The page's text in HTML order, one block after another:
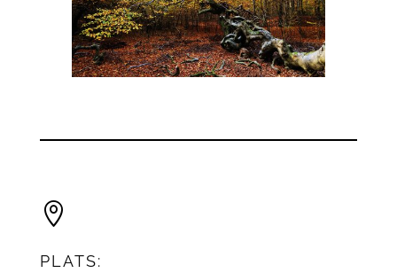

PLATS: